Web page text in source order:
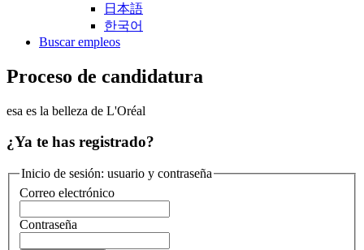
日本語
한국어
Buscar empleos
Proceso de candidatura
esa es la belleza de L'Oréal
¿Ya te has registrado?
Inicio de sesión: usuario y contraseña
Correo electrónico
Contraseña